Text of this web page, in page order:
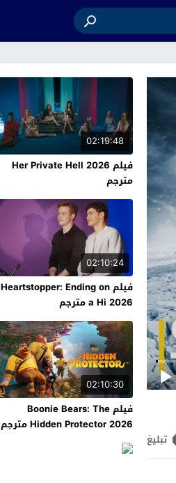
تبليغ
02:19:48
فيلم Her Private Hell 2026
مترجم
02:10:24
فيلم Heartstopper: Ending on
a Hi 2026 مترجم
02:10:30
فيلم Boonie Bears: The
Hidden Protector 2026 مترجم